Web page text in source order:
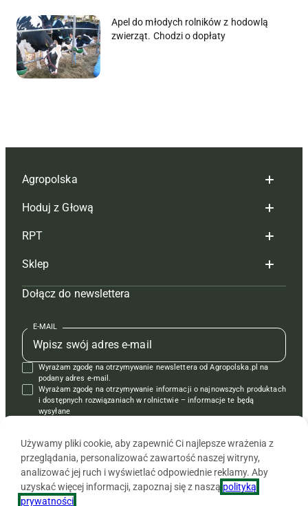
Apel do młodych rolników z hodowlą
zwierząt. Chodzi o dopłaty
Agropolska
Redakcja
Reklama
Tagi
Mapa serwisu
Kontakt
Regulamin
Polityka prywatności
Hoduj z Głową
Hoduj z głową bydło
Hoduj z głową świnie
Prenumerata
Redakcja
Kontakt
Reklama
RPT
Redakcja
Prenumerata
Reklama
Kontakt
Krzyżówki
Sklep
Czasopisma i prenumerata
Książki
Regulamin
Dołącz do newslettera
E-MAIL
Wyrażam zgodę na otrzymywanie newslettera od Agropolska.pl na
podany adres e-mail.
Wyrażam zgodę na otrzymywanie informacji o najnowszych produktach
i dostępnych rozwiązaniach w rolnictwie – informacje te będą
wysyłane
Używamy pliki cookie, aby zapewnić Ci najlepsze wrażenia z
przeglądania, personalizować zawartość naszej witryny,
analizować jej ruch i wyświetlać odpowiednie reklamy. Aby
uzyskać więcej informacji, zapoznaj się z naszą polityką
prywatności